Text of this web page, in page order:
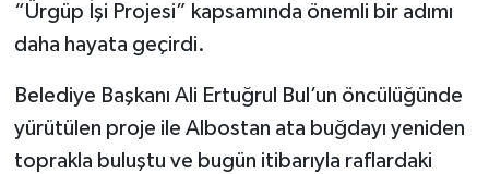
“Ürgüp İşi Projesi” kapsamında önemli bir adımı
daha hayata geçirdi.
Belediye Başkanı Ali Ertuğrul Bul’un öncülüğünde
yürütülen proje ile Albostan ata buğdayı yeniden
toprakla buluştu ve bugün itibarıyla raf­lardaki